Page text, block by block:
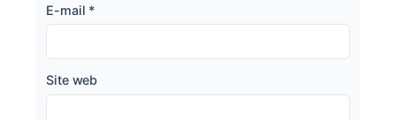
E-mail *
Site web